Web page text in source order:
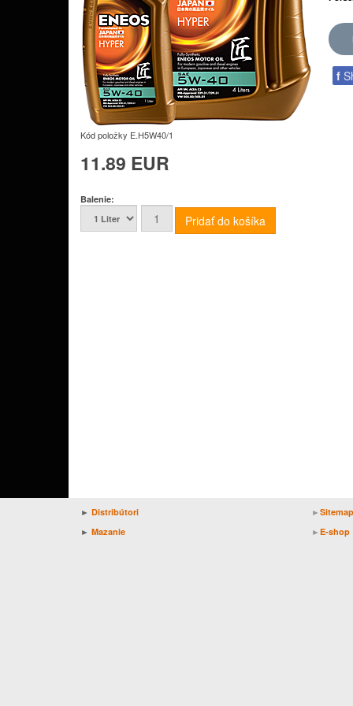
f
Kód položky E.H5W40/1
11.89 EUR
Balenie:
► Distribútori
► Mazanie
► Sitemap
► E-shop